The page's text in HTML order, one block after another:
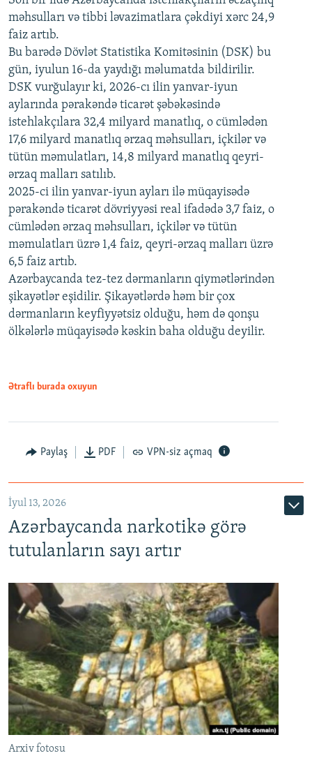
Auto 240p 360p 480p
720p 1080p
480p
720p
1080p
məhsulları və tibbi ləvazimatlara çəkdiyi xərc 24,9
faiz artıb.
Bu barədə Dövlət Statistika Komitəsinin (DSK) bu
gün, iyulun 16-da yaydığı məlumatda bildirilir.
DSK vurğulayır ki, 2026-cı ilin yanvar-iyun
aylarında pərakəndə ticarət şəbəkəsində
istehlakçılara 32,4 milyard manatlıq, o cümlədən
17,6 milyard manatlıq ərzaq məhsulları, içkilər və
tütün məmulatları, 14,8 milyard manatlıq qeyri-
ərzaq malları satılıb.
2025-ci ilin yanvar-iyun ayları ilə müqayisədə
pərakəndə ticarət dövriyyəsi real ifadədə 3,7 faiz, o
cümlədən ərzaq məhsulları, içkilər və tütün
məmulatları üzrə 1,4 faiz, qeyri-ərzaq malları üzrə
6,5 faiz artıb.
Azərbaycanda tez-tez dərmanların qiymətlərindən
şikayətlər eşidilir. Şikayətlərdə həm bir çox
dərmanların keyfiyyətsiz olduğu, həm də qonşu
ölkələrlə müqayisədə kəskin baha olduğu deyilir.
Ətraflı burada oxuyun
Paylaş PDF VPN-siz açmaq
İyul 13, 2026
Azərbaycanda narkotikə görə
tutulanların sayı artır
Arxiv fotosu